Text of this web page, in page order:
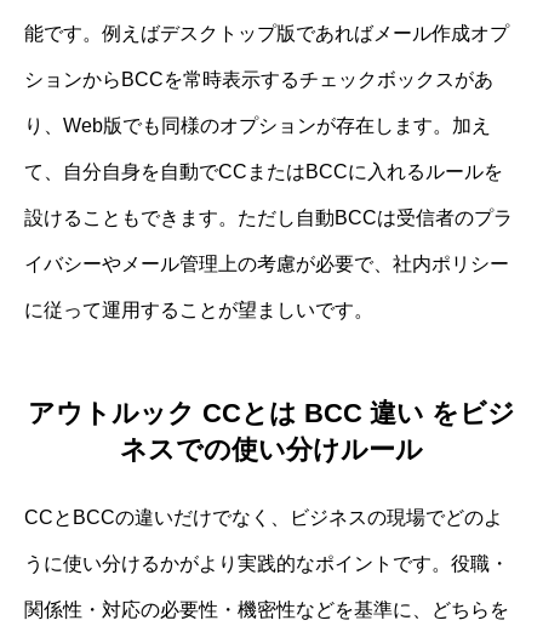
能です。例えばデスクトップ版であればメール作成オプ
ションからBCCを常時表示するチェックボックスがあ
り、Web版でも同様のオプションが存在します。加え
て、自分自身を自動でCCまたはBCCに入れるルールを
設けることもできます。ただし自動BCCは受信者のプラ
イバシーやメール管理上の考慮が必要で、社内ポリシー
に従って運用することが望ましいです。
アウトルック CCとは BCC 違い をビジ
ネスでの使い分けルール
CCとBCCの違いだけでなく、ビジネスの現場でどのよ
うに使い分けるかがより実践的なポイントです。役職・
関係性・対応の必要性・機密性などを基準に、どちらを